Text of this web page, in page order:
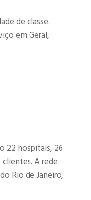
de classe.
em Geral,
22 hospitais, 26
clientes. A rede
Rio de Janeiro,